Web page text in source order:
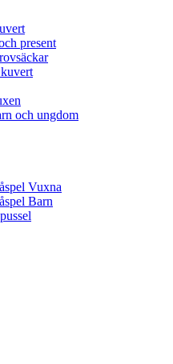
present
och ungdom
Vuxna
Barn